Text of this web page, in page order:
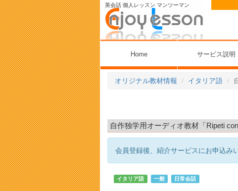
英会話 個人レッスン マンツーマン
Home サービス説明
オリジナル教材情報 イタリア語
自作独学用オーディオ教材「Ripeti con
会員登録後、紹介サービスにお申込み
イタリア語 一般 日常会話